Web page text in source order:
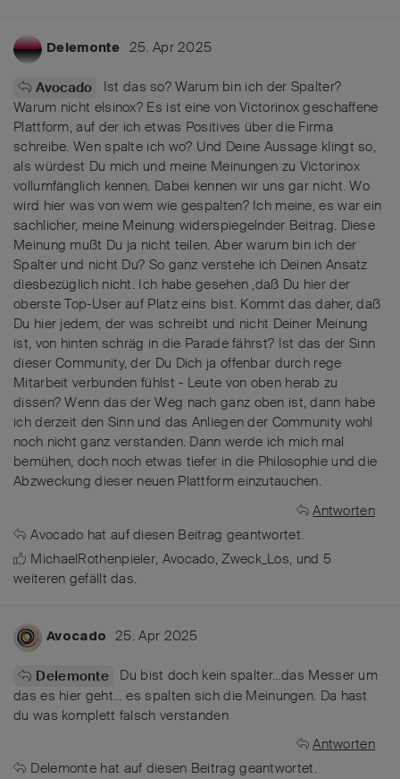
Delemonte 25. Apr 2025
Avocado
Ist das so? Warum bin ich der Spalter?
Warum nicht elsinox? Es ist eine von Victorinox geschaffene
Plattform, auf der ich etwas Positives über die Firma
schreibe. Wen spalte ich wo? Und Deine Aussage klingt so,
als würdest Du mich und meine Meinungen zu Victorinox
vollumfänglich kennen. Dabei kennen wir uns gar nicht. Wo
wird hier was von wem wie gespalten? Ich meine, es war ein
sachlicher, meine Meinung widerspiegelnder Beitrag. Diese
Meinung mußt Du ja nicht teilen. Aber warum bin ich der
Spalter und nicht Du? So ganz verstehe ich Deinen Ansatz
diesbezüglich nicht. Ich habe gesehen ,daß Du hier der
oberste Top-User auf Platz eins bist. Kommt das daher, daß
Du hier jedem, der was schreibt und nicht Deiner Meinung
ist, von hinten schräg in die Parade fährst? Ist das der Sinn
dieser Community, der Du Dich ja offenbar durch rege
Mitarbeit verbunden fühlst - Leute von oben herab zu
dissen? Wenn das der Weg nach ganz oben ist, dann habe
ich derzeit den Sinn und das Anliegen der Community wohl
noch nicht ganz verstanden. Dann werde ich mich mal
bemühen, doch noch etwas tiefer in die Philosophie und die
Abzweckung dieser neuen Plattform einzutauchen.
Antworten
Avocado hat auf diesen Beitrag geantwortet.
MichaelRothenpieler, Avocado,Zweck_Los, und 5
weiteren gefällt das.
Avocado 25. Apr 2025
Delemonte
Du bist doch kein spalter…das Messer um
das es hier geht… es spalten sich die Meinungen. Da hast
du was komplett falsch verstanden
Antworten
Delemonte hat auf diesen Beitrag geantwortet.